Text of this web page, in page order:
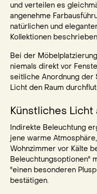
und verteilen es
angenehme
natürlichen und
Kollektionen
Bei der
niemals direkt vor
seitliche Anordnung der
Licht den Raum
Künstliches
Indirekte Beleuchtung
jene warme
Wohnzimmer vor Kälte
Beleuchtungsoptionen"
"einen besonderen
bestätigen.